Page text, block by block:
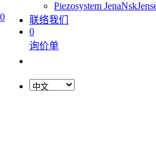
0
Piezosystem JenaNsk
联络我们
0
询价单